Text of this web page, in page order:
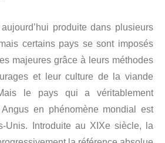
produite dans plusieurs
certains pays se sont imposés
majeures grâce à leurs méthodes
et leur culture de la viande
le pays qui a véritablement
en phénomène mondial est
Unis. Introduite au XIXe siècle, la